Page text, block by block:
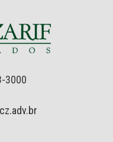
3000